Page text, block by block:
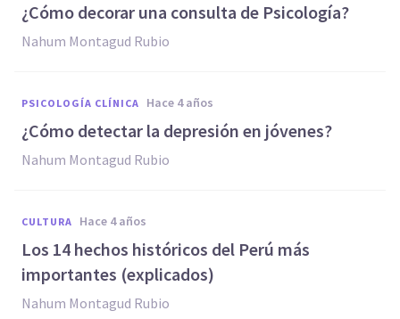
¿Cómo decorar una consulta de Psicología?
Nahum Montagud Rubio
PSICOLOGÍA CLÍNICA hace 4 años
¿Cómo detectar la depresión en jóvenes?
Nahum Montagud Rubio
CULTURA hace 4 años
Los 14 hechos históricos del Perú más
importantes (explicados)
Nahum Montagud Rubio